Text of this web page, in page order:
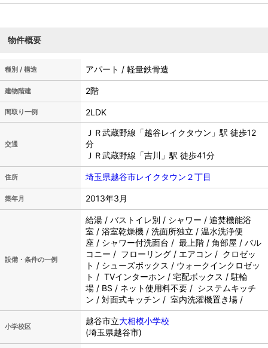
物件概要
種別 / 構造 アパート / 軽量鉄骨造
建物階建 2階
間取り一例 2LDK
交通
ＪＲ武蔵野線「越谷レイクタウン」駅 徒歩12
分
ＪＲ武蔵野線「吉川」駅 徒歩41分
住所 埼玉県越谷市レイクタウン２丁目
築年月 2013年3月
設備・条件の一例
給湯 / バストイレ別 / シャワー / 追焚機能浴
室 / 浴室乾燥機 / 洗面所独立 / 温水洗浄便
座 / シャワー付洗面台 / 最上階 / 角部屋 / バル
コニー / フローリング / エアコン / クロゼッ
ト / シューズボックス / ウォークインクロゼッ
ト / TVインターホン / 宅配ボックス / 駐輪
場 / BS / ネット使用料不要 / システムキッチ
ン / 対面式キッチン / 室内洗濯機置き場 /
小学校区
越谷市立大相模小学校
(埼玉県越谷市)